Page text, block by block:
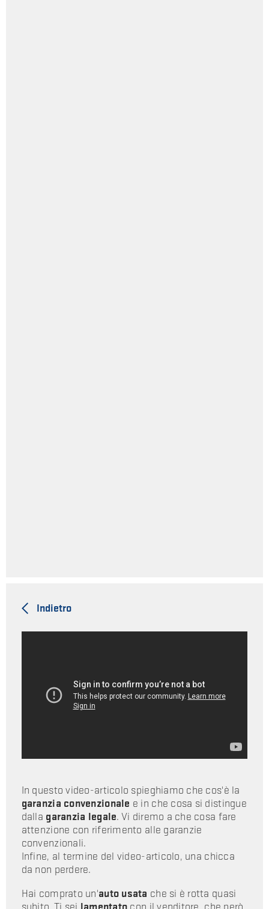
Indietro
In questo video-articolo spieghiamo che cos'è la
garanzia convenzionale e in che cosa si distingue
dalla garanzia legale. Vi diremo a che cosa fare
attenzione con riferimento alle garanzie
convenzionali.
Infine, al termine del video-articolo, una chicca
da non perdere.
Hai comprato un'auto usata che si è rotta quasi